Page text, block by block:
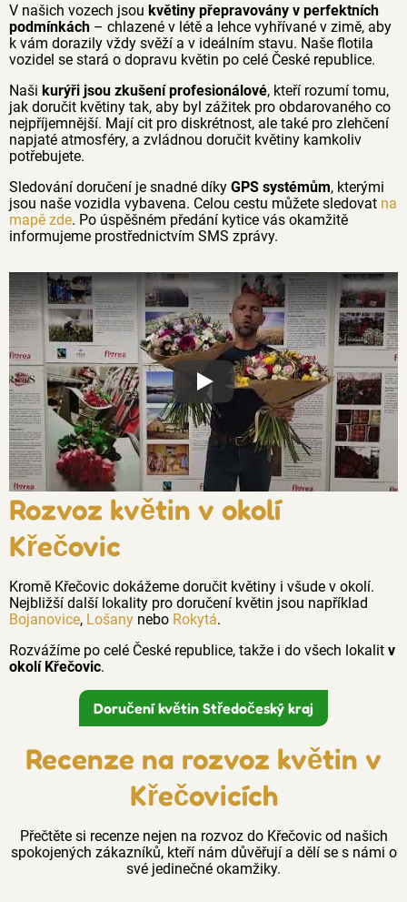
V našich vozech jsou květiny přepravovány v perfektních
podmínkách – chlazené v létě a lehce vyhřívané v zimě, aby
k vám dorazily vždy svěží a v ideálním stavu. Naše flotila
vozidel se stará o dopravu květin po celé České republice.
Naši kurýři jsou zkušení profesionálové, kteří rozumí tomu,
jak doručit květiny tak, aby byl zážitek pro obdarovaného co
nejpříjemnější. Mají cit pro diskrétnost, ale také pro zlehčení
napjaté atmosféry, a zvládnou doručit květiny kamkoliv
potřebujete.
Sledování doručení je snadné díky GPS systémům, kterými
jsou naše vozidla vybavena. Celou cestu můžete sledovat na
mapě zde. Po úspěšném předání kytice vás okamžitě
informujeme prostřednictvím SMS zprávy.
Proč jsou květiny z Florea tak
Rozvoz květin v okolí
Křečovic
Kromě Křečovic dokážeme doručit květiny i všude v okolí.
Nejbližší další lokality pro doručení květin jsou například
Bojanovice, Lošany nebo Rokytá.
Rozvážíme po celé České republice, takže i do všech lokalit v
okolí Křečovic.
Doručení květin Středočeský kraj
Recenze na rozvoz květin v
Křečovicích
Přečtěte si recenze nejen na rozvoz do Křečovic od našich
spokojených zákazníků, kteří nám důvěřují a dělí se s námi o
své jedinečné okamžiky.